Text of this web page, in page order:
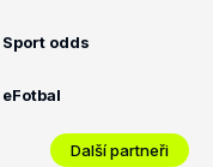
Sport odds
eFotbal
Další partneři